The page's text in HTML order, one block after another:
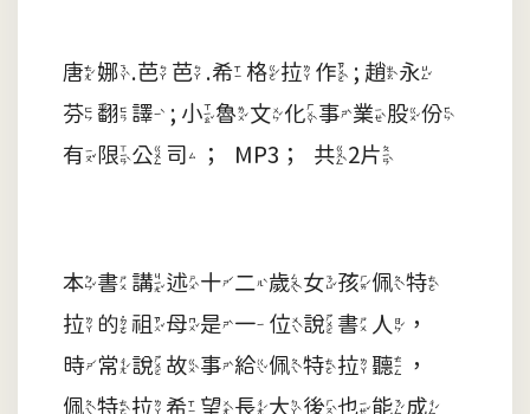
唐娜.芭芭.希格拉作 ; 趙永
芬翻譯 ; 小魯文化事業股份
有限公司；MP3；共2片
本書講述十二歲女孩佩特
拉的祖母是一位說書人，
時常說故事給佩特拉聽，
佩特拉希望長大後也能成